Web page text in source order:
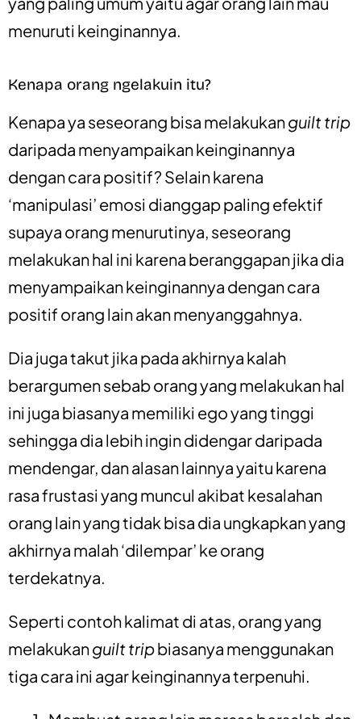
menuruti keinginannya.
Kenapa orang ngelakuin itu?
Kenapa ya seseorang bisa melakukanguilt trip
daripada menyampaikan keinginannya
dengan cara positif? Selain karena
‘manipulasi’ emosi dianggap paling efektif
supaya orang menurutinya, seseorang
melakukan hal ini karena beranggapan jika dia
menyampaikan keinginannya dengan cara
positif orang lain akan menyanggahnya.
Dia juga takut jika pada akhirnya kalah
berargumen sebab orang yang melakukan hal
ini juga biasanya memiliki ego yang tinggi
sehingga dia lebih ingin didengar daripada
mendengar, dan alasan lainnya yaitu karena
rasa frustasi yang muncul akibat kesalahan
orang lain yang tidak bisa dia ungkapkan yang
akhirnya malah ‘dilempar’ ke orang
terdekatnya.
Seperti contoh kalimat di atas, orang yang
melakukanguilt tripbiasanya menggunakan
tiga cara ini agar keinginannya terpenuhi.